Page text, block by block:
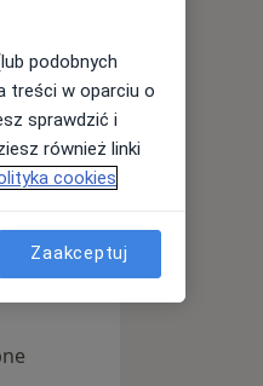
Pon,
Sie
Wt,
podobnych
treści w oparciu o
sprawdzić i
również linki
cookies
Zaakceptuj